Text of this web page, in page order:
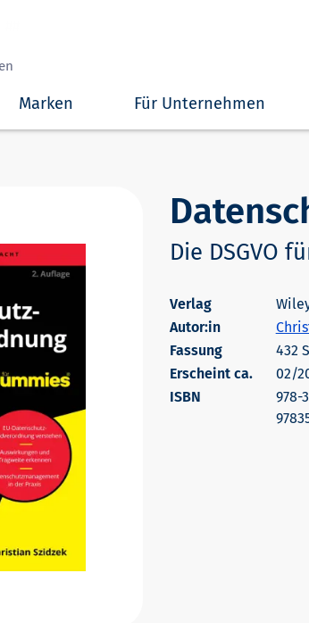
Marken Für Unternehmen
Die DSGVO
Autor:in
432
Erscheint ca.
02/
978-